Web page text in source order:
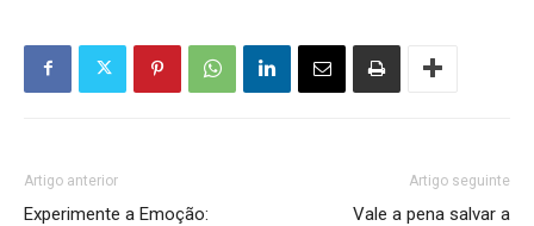
Artigo anterior
Experimente a Emoção:
Artigo seguinte
Vale a pena salvar a